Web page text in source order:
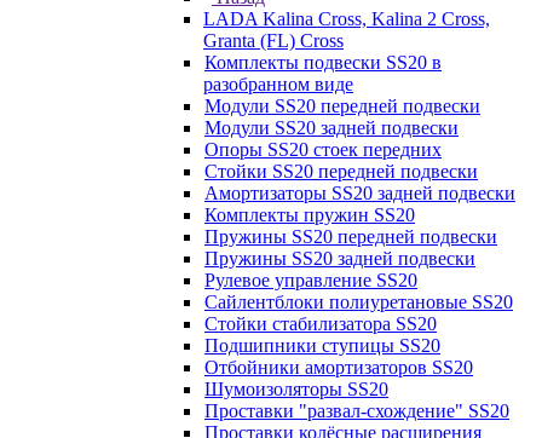
LADA Kalina Cross, Kalina 2 Cross,
Granta (FL) Cross
Комплекты подвески SS20 в
разобранном виде
Модули SS20 передней подвески
Модули SS20 задней подвески
Опоры SS20 стоек передних
Стойки SS20 передней подвески
Амортизаторы SS20 задней подвески
Комплекты пружин SS20
Пружины SS20 передней подвески
Пружины SS20 задней подвески
Рулевое управление SS20
Сайлентблоки полиуретановые SS20
Стойки стабилизатора SS20
Подшипники ступицы SS20
Отбойники амортизаторов SS20
Шумоизоляторы SS20
Проставки "развал-схождение" SS20
Проставки колёсные расширения